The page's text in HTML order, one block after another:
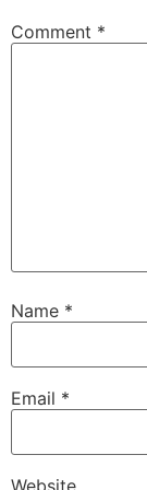
Comment *
Name *
Email *